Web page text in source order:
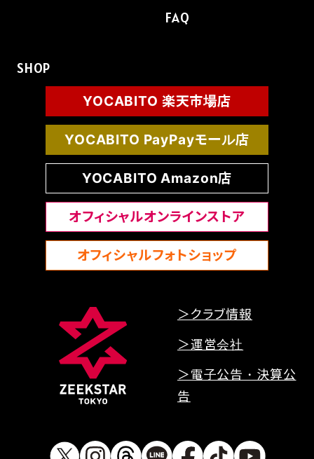
FAQ
SHOP
YOCABITO 楽天市場店
YOCABITO PayPayモール店
YOCABITO Amazon店
オフィシャルオンラインストア
オフィシャルフォトショップ
＞クラブ情報
＞運営会社
＞電子公告・決算公
告